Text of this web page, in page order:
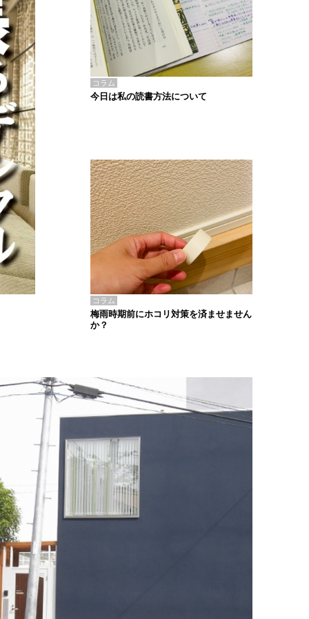
コラム
今日は私の読書方法について
コラム
梅雨時期前にホコリ対策を済ませません
か？